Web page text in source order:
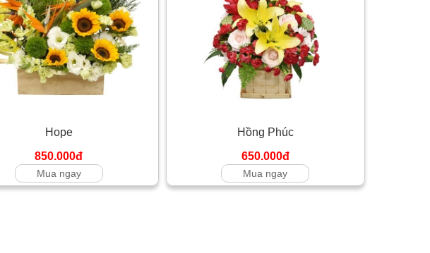
Hope
850.000đ
Mua ngay
Hồng Phúc
650.000đ
Mua ngay